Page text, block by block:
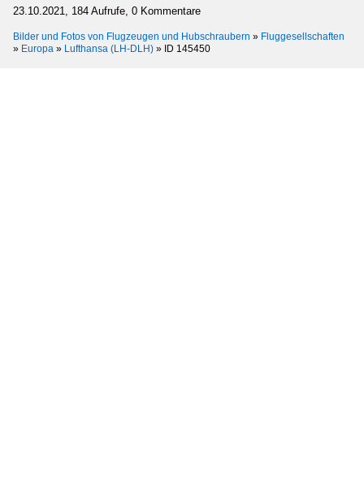
23.10.2021, 184 Aufrufe, 0 Kommentare
Bilder und Fotos von Flugzeugen und Hubschraubern » Fluggesellschaften
» Europa » Lufthansa (LH-DLH) » ID 145450